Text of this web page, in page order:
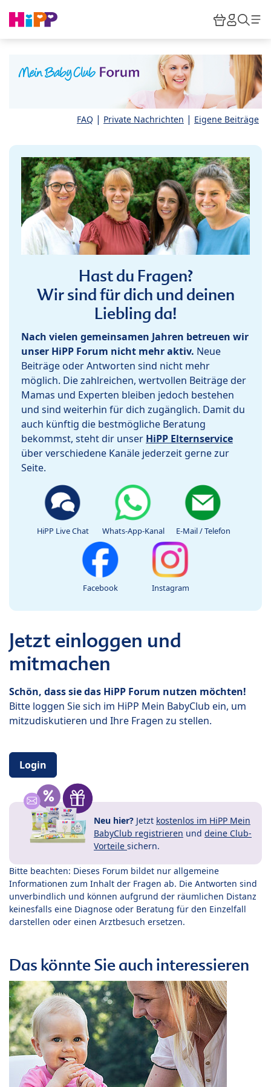
HiPP
FAQ | Private Nachrichten | Eigene Beiträge
Hast du Fragen?
Wir sind für dich und deinen
Liebling da!
Nach vielen gemeinsamen Jahren betreuen wir
unser HiPP Forum nicht mehr aktiv. Neue
Beiträge oder Antworten sind nicht mehr
möglich. Die zahlreichen, wertvollen Beiträge der
Mamas und Experten bleiben jedoch bestehen
und sind weiterhin für dich zugänglich. Damit du
auch künftig die bestmögliche Beratung
bekommst, steht dir unser HiPP Elternservice
über verschiedene Kanäle jederzeit gerne zur
Seite.
HiPP Live Chat Whats-App-Kanal E-Mail / Telefon
Facebook Instagram
Jetzt einloggen und
mitmachen
Schön, dass sie das HiPP Forum nutzen möchten!
Bitte loggen Sie sich im HiPP Mein BabyClub ein, um
mitzudiskutieren und Ihre Fragen zu stellen.
Login
Neu hier? Jetzt kostenlos im HiPP Mein
BabyClub registrieren und deine Club-
Vorteile sichern.
Bitte beachten: Dieses Forum bildet nur allgemeine
Informationen zum Inhalt der Fragen ab. Die Antworten sind
unverbindlich und können aufgrund der räumlichen Distanz
keinesfalls eine Diagnose oder Beratung für den Einzelfall
darstellen oder einen Arztbesuch ersetzen.
Das könnte Sie auch interessieren